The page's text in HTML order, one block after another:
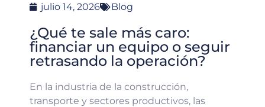
julio 14, 2026 Blog
¿Qué te sale más caro:
financiar un equipo o seguir
retrasando la operación?
En la industria de la construcción,
transporte y sectores productivos, las